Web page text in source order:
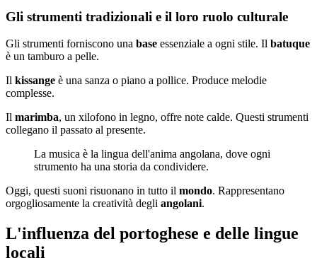
Gli strumenti tradizionali e il loro ruolo culturale
Gli strumenti forniscono una base essenziale a ogni stile. Il batuque
è un tamburo a pelle.
Il kissange è una sanza o piano a pollice. Produce melodie
complesse.
Il marimba, un xilofono in legno, offre note calde. Questi strumenti
collegano il passato al presente.
La musica è la lingua dell'anima angolana, dove ogni
strumento ha una storia da condividere.
Oggi, questi suoni risuonano in tutto il mondo. Rappresentano
orgogliosamente la creatività degli angolani.
L'influenza del portoghese e delle lingue
locali